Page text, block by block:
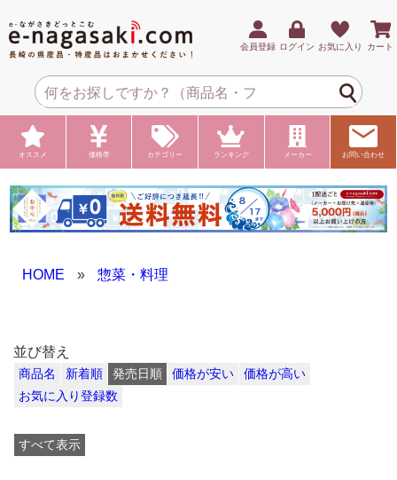
会員登録 ログイン お気に入り カート
オススメ 価格帯 カテゴリー ランキング メーカー お問い合わせ
HOME » 惣菜・料理
並び替え
商品名 新着順 発売日順 価格が安い
価格が高い
お気に入り登録数
すべて表示